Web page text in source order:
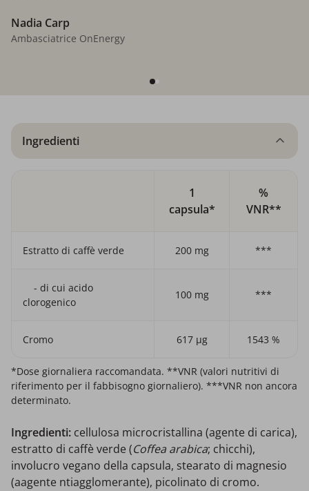
Nadia Carp
Ambasciatrice OnEnergy
Ingredienti
1
capsula*
%
VNR**
Estratto di caffè verde 200 mg ***
- di cui acido
clorogenico
100 mg ***
Cromo 617 µg 1543 %
*Dose giornaliera raccomandata. **VNR (valori nutritivi di
riferimento per il fabbisogno giornaliero). ***VNR non ancora
determinato.
Ingredienti: cellulosa microcristallina (agente di carica),
estratto di caffè verde (Coffea arabica; chicchi),
involucro vegano della capsula, stearato di magnesio
(aagente ntiagglomerante), picolinato di cromo.